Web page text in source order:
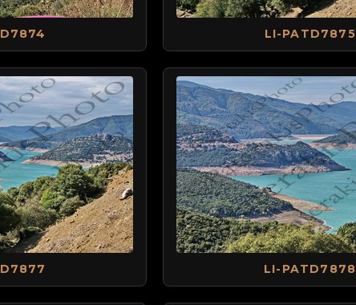
LI-PATD7875
LI-PATD7878